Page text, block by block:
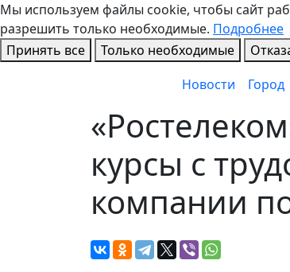
Мы используем файлы cookie, чтобы сайт
разрешить только необходимые. Подробнее
Принять все
Только необходимые
Новости
Город
курсы с
компании